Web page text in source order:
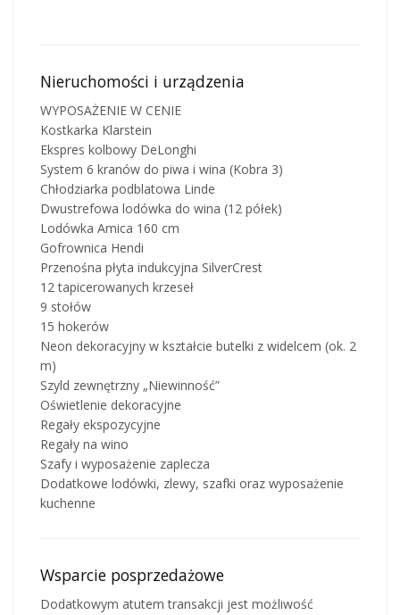
Nieruchomości i urządzenia
WYPOSAŻENIE W CENIE
Kostkarka Klarstein
Ekspres kolbowy DeLonghi
System 6 kranów do piwa i wina (Kobra 3)
Chłodziarka podblatowa Linde
Dwustrefowa lodówka do wina (12 półek)
Lodówka Amica 160 cm
Gofrownica Hendi
Przenośna płyta indukcyjna SilverCrest
12 tapicerowanych krzeseł
9 stołów
15 hokerów
Neon dekoracyjny w kształcie butelki z widelcem (ok. 2
m)
Szyld zewnętrzny „Niewinność”
Oświetlenie dekoracyjne
Regały ekspozycyjne
Regały na wino
Szafy i wyposażenie zaplecza
Dodatkowe lodówki, zlewy, szafki oraz wyposażenie
kuchenne
Wsparcie posprzedażowe
Dodatkowym atutem transakcji jest możliwość